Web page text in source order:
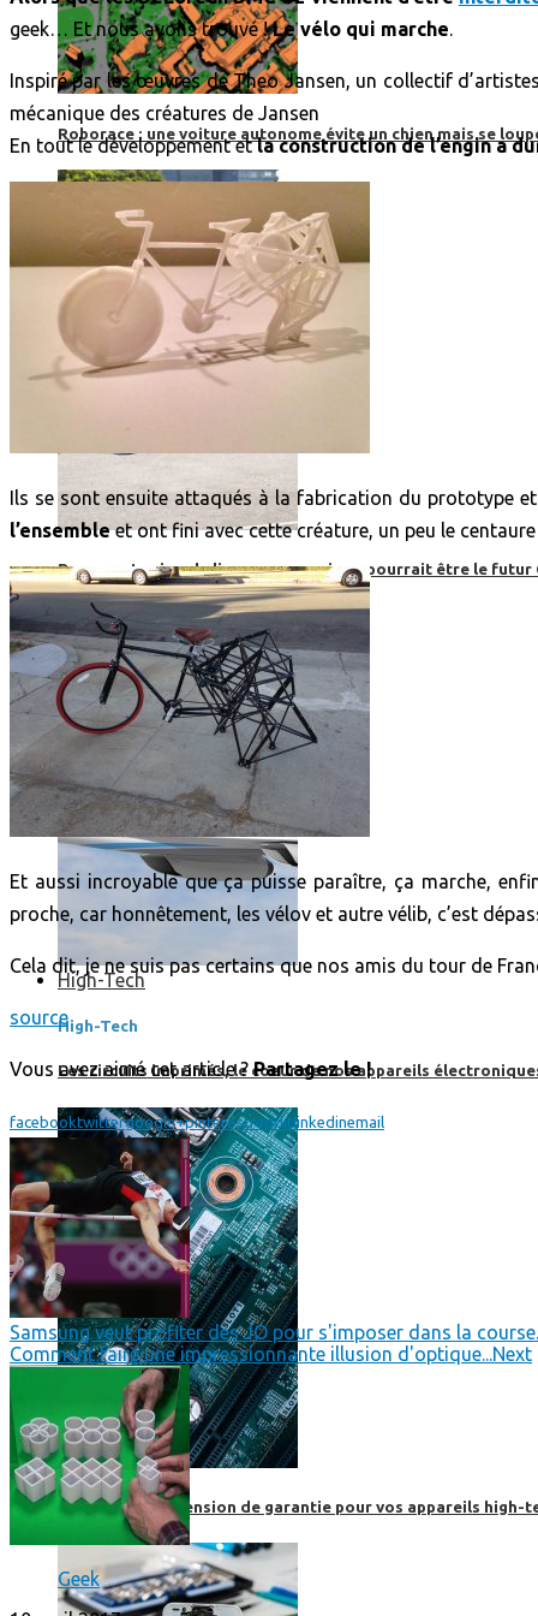
Roborace : une voiture autonome évite un chien mais se
Boom, cet avion de ligne supersonique pourrait être le futur
High-Tech
High-Tech
Les circuits imprimés, le coeur de nos appareils
Prendre une extension de garantie pour vos appareils high-
geek… Et nous avons trouvé !Le vélo qui marche.
Inspiré par les œuvres de Theo Jansen, un collectif
mécanique des créatures de Jansen
En tout le développement etla construction de l’engin a
Ils se sont ensuite attaqués à la fabrication du prototype
l’ensembleet ont fini avec cette créature, un peu le
Et aussi incroyable que ça puisse paraître, ça marche,
proche, car honnêtement, les vélov et autre vélib, c’est
Cela dit, je ne suis pas certains que nos amis du tour de
source
Vous avez aimé cet article ?Partagez le !
facebooktwittergoogle+pinterestredditlinkedinemail
Samsung veut profiter des JO pour s'imposer dans la
Comment faire une impressionnante illusion d'optique...Next
Geek